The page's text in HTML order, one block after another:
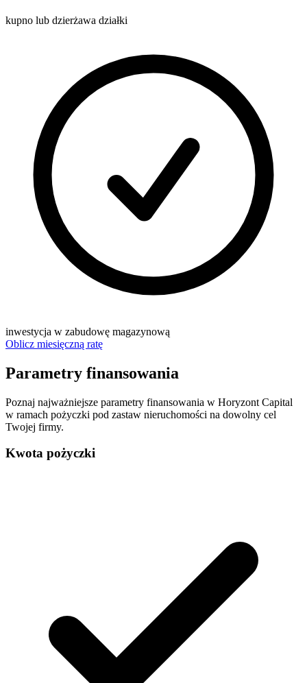
kupno lub dzierżawa działki
inwestycja w zabudowę magazynową
Oblicz miesięczną ratę
Parametry finansowania
Poznaj najważniejsze parametry finansowania w Horyzont Capital
w ramach pożyczki pod zastaw nieruchomości na dowolny cel
Twojej firmy.
Kwota pożyczki